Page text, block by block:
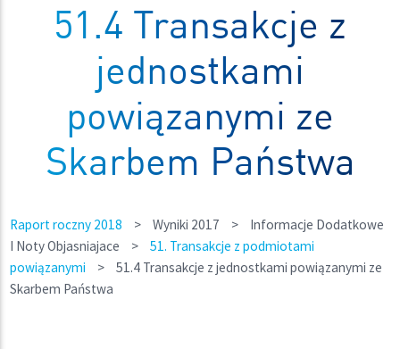
51.4 Transakcje z
jednostkami
powiązanymi ze
Skarbem Państwa
Raport roczny 2018 > Wyniki 2017 >
Informacje Dodatkowe
I Noty Objasniajace
>
51. Transakcje z podmiotami
powiązanymi
>
51.4 Transakcje z jednostkami powiązanymi ze
Skarbem Państwa